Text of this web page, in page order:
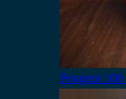
Peugeot 106